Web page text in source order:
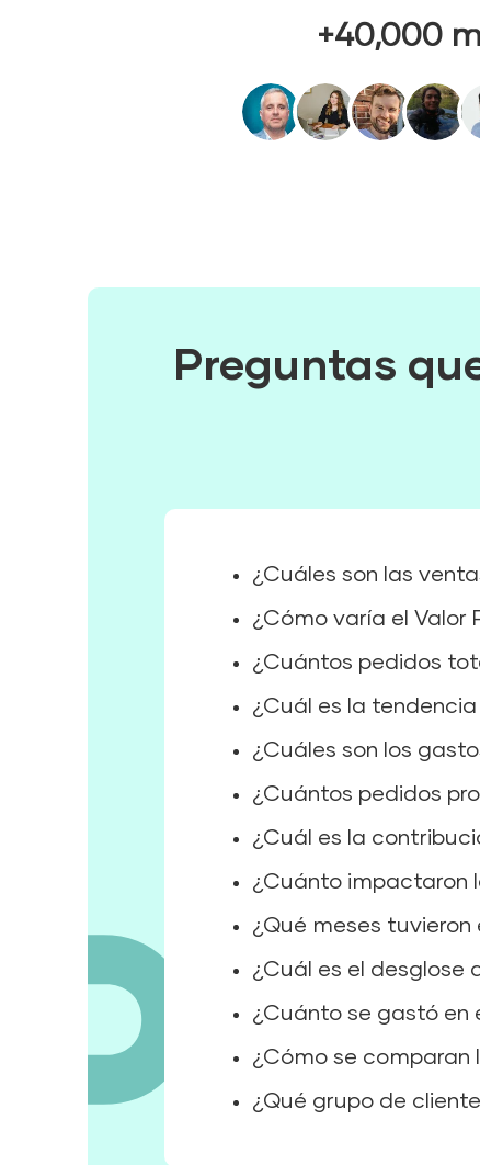
+40,000
Preguntas
¿Cuáles son las
¿Cómo varía el Valor
¿Cuántos pedidos
¿Cuál es la
¿Cuáles son los
¿Cuántos pedidos
¿Cuál es la
¿Cuánto impactaron
¿Qué meses
¿Cuál es el desglose
¿Cuánto se gastó en
¿Cómo se comparan
¿Qué grupo de